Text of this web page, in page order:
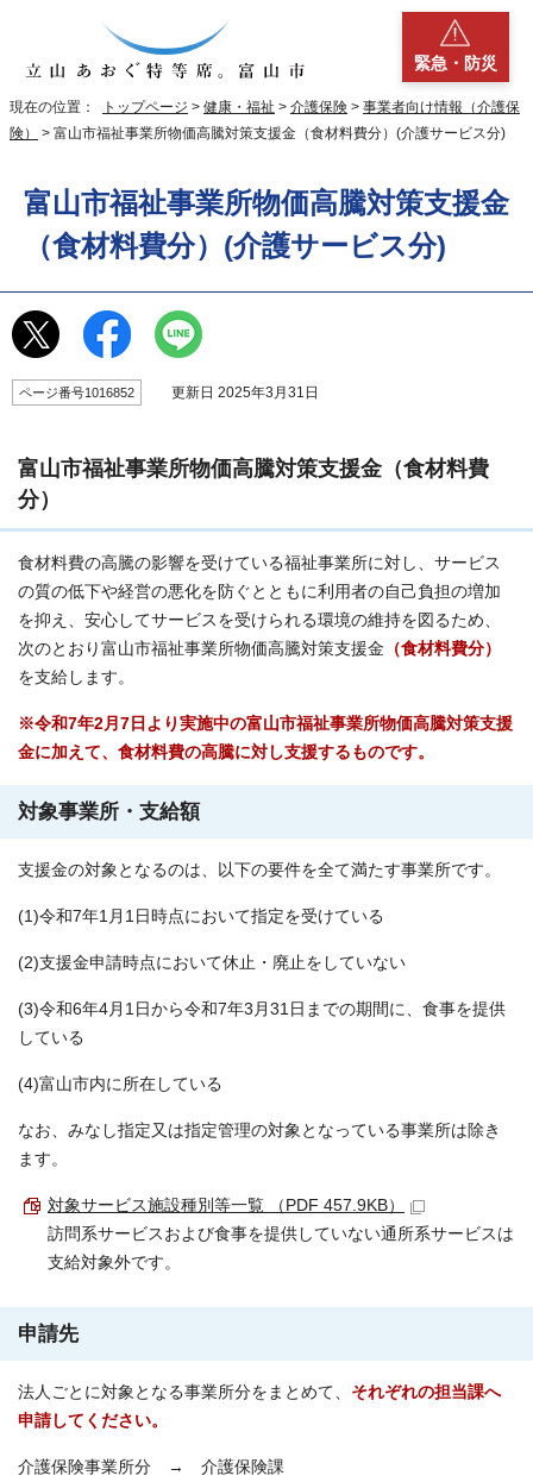
緊急・防災
現在の位置： トップページ > 健康・福祉 > 介護保険 > 事業者向け情報（介護保
険）
> 富山市福祉事業所物価高騰対策支援金（食材料費分）(介護サービス分)
富山市福祉事業所物価高騰対策支援金
（食材料費分）(介護サービス分)
ページ番号1016852 更新日 2025年3月31日
富山市福祉事業所物価高騰対策支援金（食材料費
分）
食材料費の高騰の影響を受けている福祉事業所に対し、サービス
の質の低下や経営の悪化を防ぐとともに利用者の自己負担の増加
を抑え、安心してサービスを受けられる環境の維持を図るため、
次のとおり富山市福祉事業所物価高騰対策支援金 （食材料費分）
を支給します。
※令和7年2月7日より実施中の富山市福祉事業所物価高騰対策支援
金に加えて、食材料費の高騰に対し支援するものです。
対象事業所・支給額
支援金の対象となるのは、以下の要件を全て満たす事業所です。
(1)令和7年1月1日時点において指定を受けている
(2)支援金申請時点において休止・廃止をしていない
(3)令和6年4月1日から令和7年3月31日までの期間に、食事を提供
している
(4)富山市内に所在している
なお、みなし指定又は指定管理の対象となっている事業所は除き
ます。
対象サービス施設種別等一覧 （PDF 457.9KB）
訪問系サービスおよび食事を提供していない通所系サービスは
支給対象外です。
申請先
法人ごとに対象となる事業所分をまとめて、 それぞれの担当課へ
申請してください。
介護保険事業所分 → 介護保険課